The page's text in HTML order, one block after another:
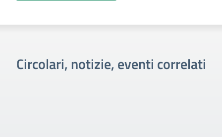
Circolari, notizie, eventi correlati